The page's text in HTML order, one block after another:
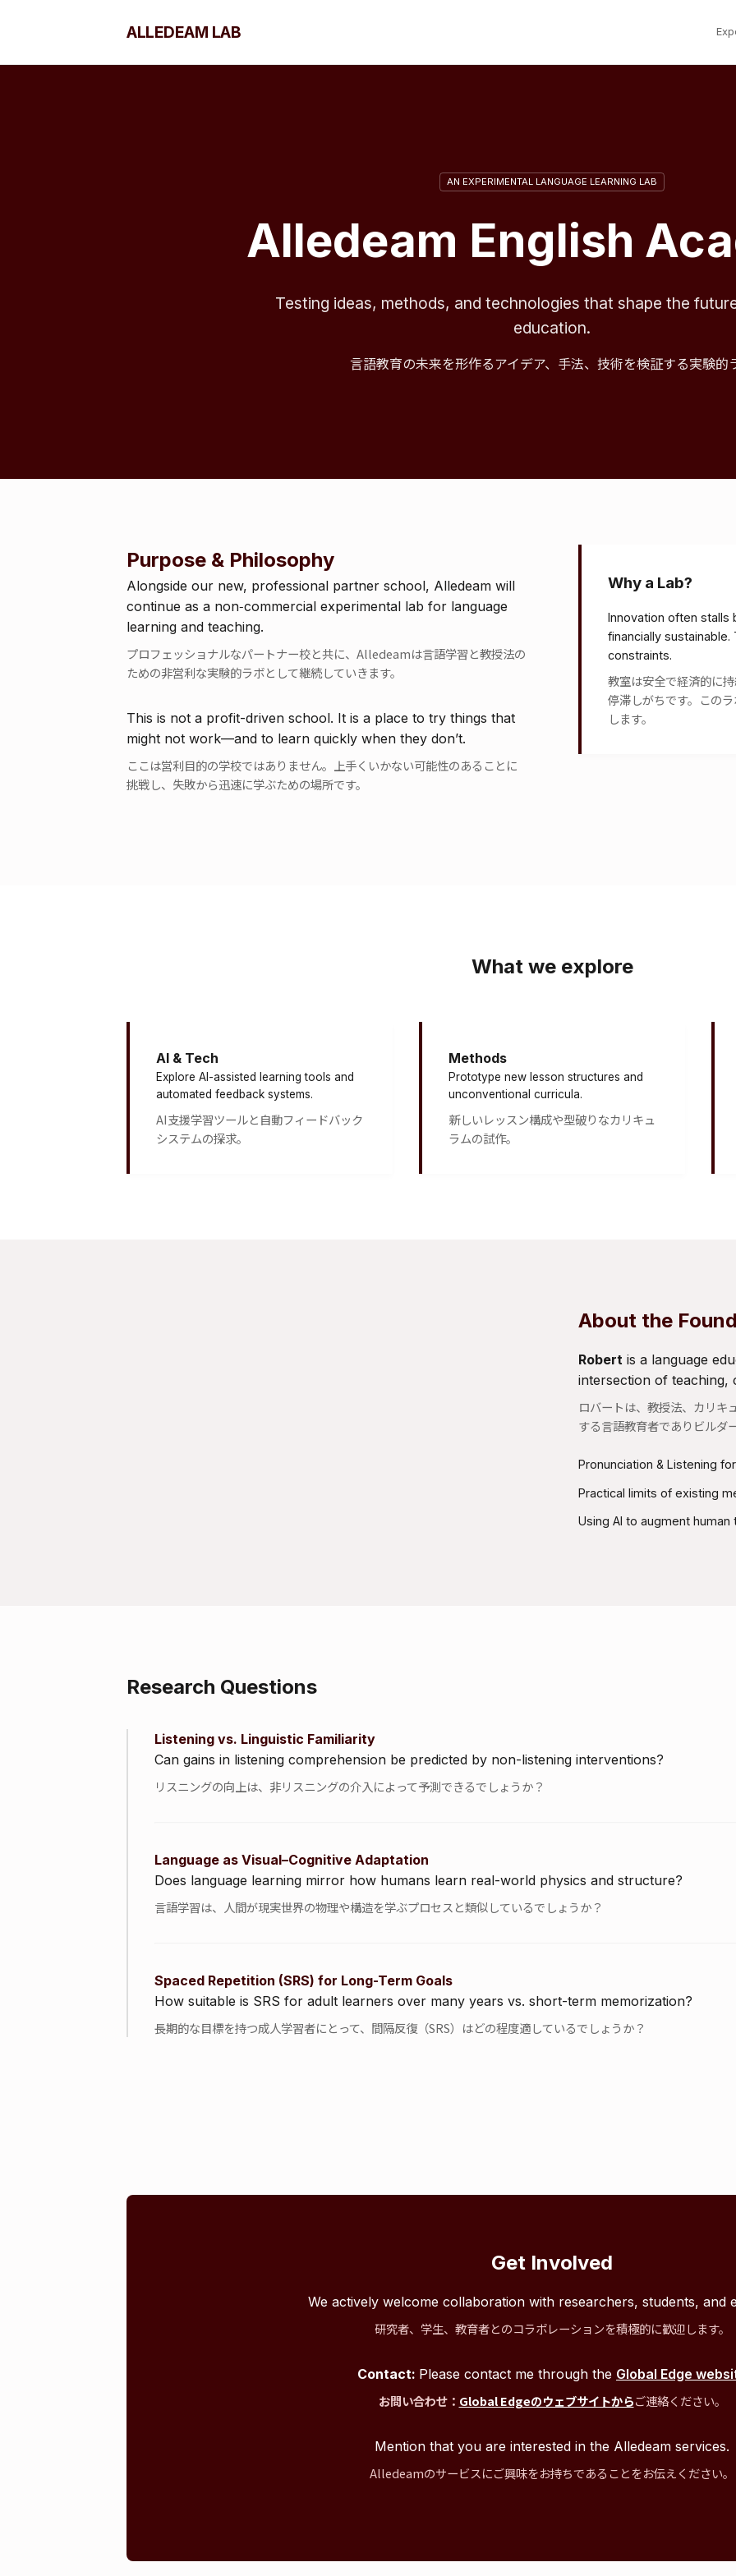
ALLEDEAM LAB
AN EXPERIMENTAL LANGUAGE LEARNING LAB
Alledeam English
Testing ideas, methods, and technologies that shape the
education.
言語教育の未来を形作るアイデア、手法、技術を検証する実験的
Purpose & Philosophy
Alongside our new, professional partner school, Alledeam will
continue as a non‑commercial experimental lab for language
learning and teaching.
プロフェッショナルなパートナー校と共に、Alledeamは言語学習と教授法の
ための非営利な実験的ラボとして継続していきます。
This is not a profit-driven school. It is a place to try things that
might not work—and to learn quickly when they don’t.
ここは営利目的の学校ではありません。上手くいかない可能性のあることに
挑戦し、失敗から迅速に学ぶための場所です。
Why a Lab?
Innovation often stalls
financially
constraints.
教室は安全で経済的に
停滞しがちです。この
します。
What we explore
AI & Tech
Explore AI-assisted learning tools and
automated feedback systems.
AI支援学習ツールと自動フィードバック
システムの探求。
Methods
Prototype new lesson structures and
unconventional curricula.
新しいレッスン構成や型破りなカリキュ
ラムの試作。
About the
Robert is a language
intersection of teaching,
ロバートは、教授法、カリキ
する言語教育者でありビルダー
Pronunciation & Listening
Practical limits of existing
Using AI to augment human
Research Questions
Listening vs. Linguistic Familiarity
Can gains in listening comprehension be predicted by non-listening interventions?
リスニングの向上は、非リスニングの介入によって予測できるでしょうか？
Language as Visual–Cognitive Adaptation
Does language learning mirror how humans learn real-world physics and structure?
言語学習は、人間が現実世界の物理や構造を学ぶプロセスと類似しているでしょうか？
Spaced Repetition (SRS) for Long-Term Goals
How suitable is SRS for adult learners over many years vs. short-term memorization?
長期的な目標を持つ成人学習者にとって、間隔反復（SRS）はどの程度適しているでしょうか？
Get Involved
We actively welcome collaboration with researchers, students, and
研究者、学生、教育者とのコラボレーションを積極的に歓迎します。
Contact: Please contact me through the Global Edge
お問い合わせ： Global Edgeのウェブサイトからご連絡ください。
Mention that you are interested in the Alledeam services.
Alledeamのサービスにご興味をお持ちであることをお伝えください。